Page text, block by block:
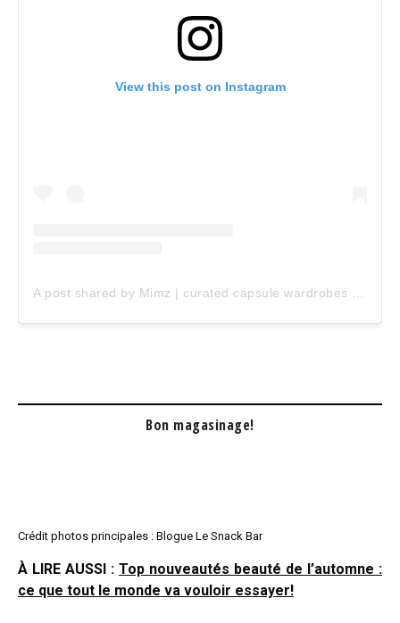
View this post on Instagram
A post shared by Mimz | curated capsule wardrobes (@mimz.ca)
Bon magasinage!
Crédit photos principales : Blogue Le Snack Bar
À LIRE AUSSI : Top nouveautés beauté de l’automne :
ce que tout le monde va vouloir essayer!